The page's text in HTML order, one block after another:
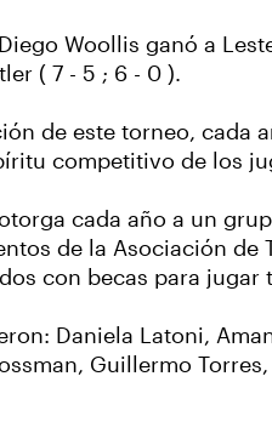
Woollis ganó a
( 7 - 5 ; 6 - 0 ).
de este torneo, cada
competitivo de los
cada año a un
de la Asociación
con becas para jugar
Daniela Latoni,
Guillermo